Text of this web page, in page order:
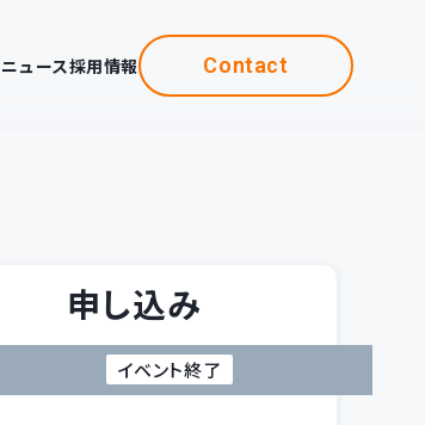
ニュース採用情報 Contact
申し込み
イベント終了